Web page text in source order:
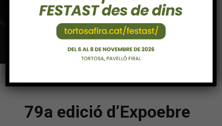
79a edició d’Expoebre